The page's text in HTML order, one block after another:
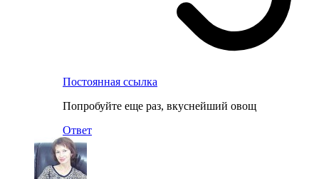
Постоянная ссылка
Попробуйте еще раз, вкуснейший овощ
Ответ